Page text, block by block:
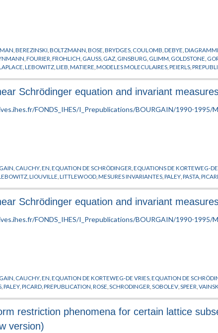
,BEREZINSKI ,BOLTZMANN ,BOSE ,BRYDGES COULOMB ,DEBYE ,
,FOURIER ,FROHLICH GAUSS GAZ GINSBURG GLIMM GOLDSTONE
,LEBOWITZ ,LIEB ,MATIERE ,MODELES MOLECULAIRES ,PEIERLS ,
Schrödinger equation and invariant
CAUCHY ,EN ,EQUATION DE SCHRÖDINGER ,EQUATIONS DE KORTEWEG-
,LIOUVILLE ,LITTLEWOOD ,MESURES INVARIANTES ,PALEY ,PASTA ,
Schrödinger equation and invariant
CAUCHY ,EN ,EQUATION DE KORTEWEG-DE VRIES ,EQUATION DE
,PALEY ,PICARD ,PREPUBLICATION ,ROSE SCHRODINGER SOBOLEV SPEER ,
restriction phenomena for certain lattice
version)